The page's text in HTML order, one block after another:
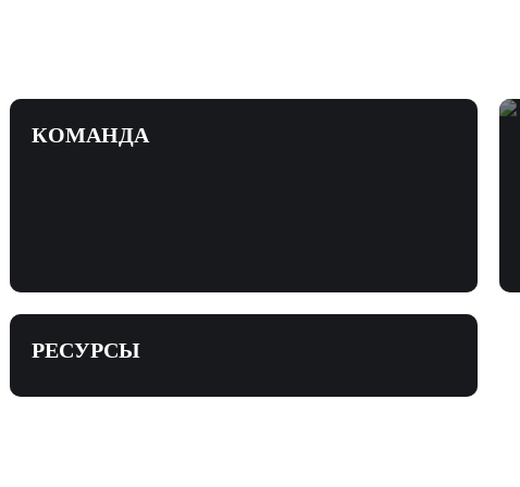
КОМАНДА
РЕСУРСЫ